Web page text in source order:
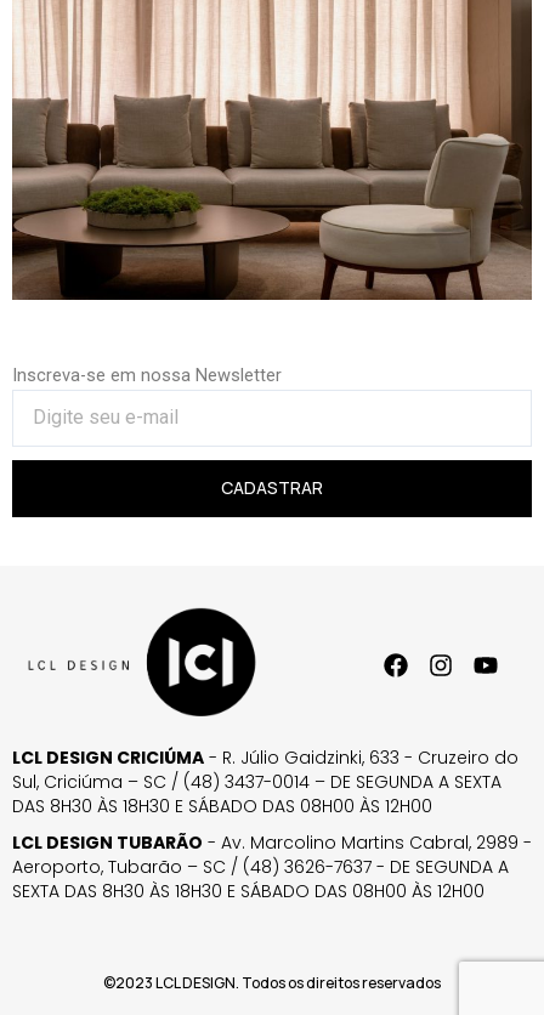
Inscreva-se em nossa Newsletter
CADASTRAR
LCL DESIGN CRICIÚMA - R. Júlio Gaidzinki, 633 - Cruzeiro do
Sul, Criciúma – SC / (48) 3437-0014 – DE SEGUNDA A SEXTA
DAS 8H30 ÀS 18H30 E SÁBADO DAS 08H00 ÀS 12H00
LCL DESIGN TUBARÃO - Av. Marcolino Martins Cabral, 2989 -
Aeroporto, Tubarão – SC / (48) 3626-7637 - DE SEGUNDA A
SEXTA DAS 8H30 ÀS 18H30 E SÁBADO DAS 08H00 ÀS 12H00
©2023 LCL DESIGN. Todos os direitos reservados